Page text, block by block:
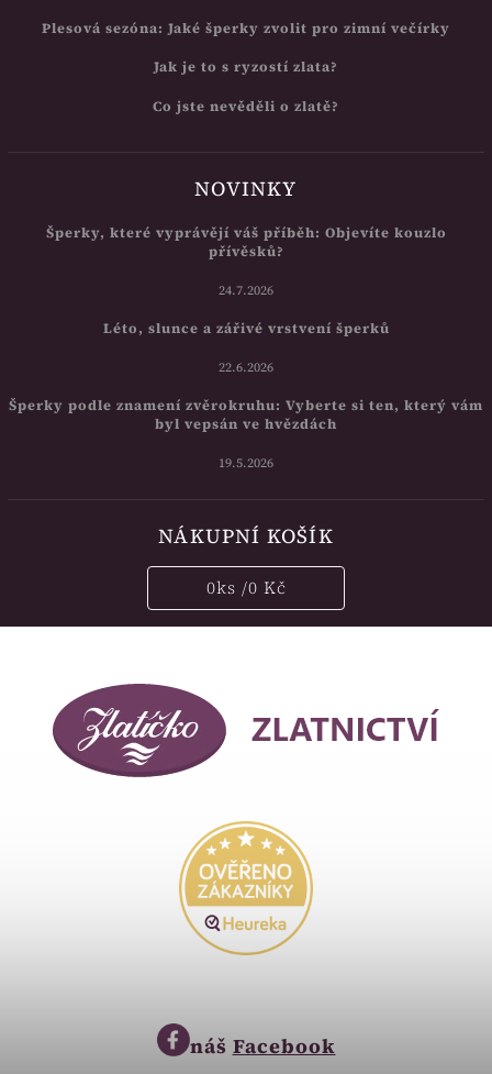
Plesová sezóna: Jaké šperky zvolit pro zimní večírky
Jak je to s ryzostí zlata?
Co jste nevěděli o zlatě?
NOVINKY
Šperky, které vyprávějí váš příběh: Objevíte kouzlo
přívěsků?
24.7.2026
Léto, slunce a zářivé vrstvení šperků
22.6.2026
Šperky podle znamení zvěrokruhu: Vyberte si ten, který vám
byl vepsán ve hvězdách
19.5.2026
NÁKUPNÍ KOŠÍK
0ks /0 Kč
náš Facebook